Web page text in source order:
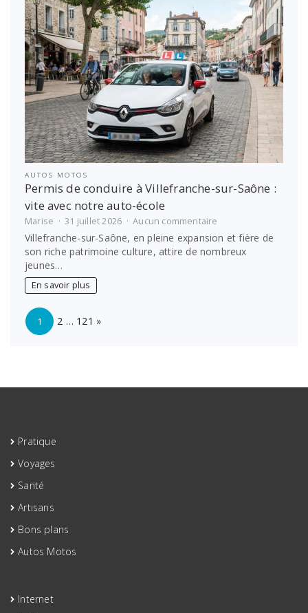
études
étudiantes
AUTOS MOTOS
Permis de conduire à Villefranche-sur-Saône :
vite avec notre auto-école
Marise 31 juillet 2026 Aucun commentaire
Permis
de
conduire
Villefranche-sur-Saône, en pleine expansion et fière de
son riche patrimoine culture, attire de nombreux
jeunes…
En savoir plus
Page:
1 2 … 121 »
Pratique
Voyages
Santé
Artisans
Bons plans
Autos Motos
Internet